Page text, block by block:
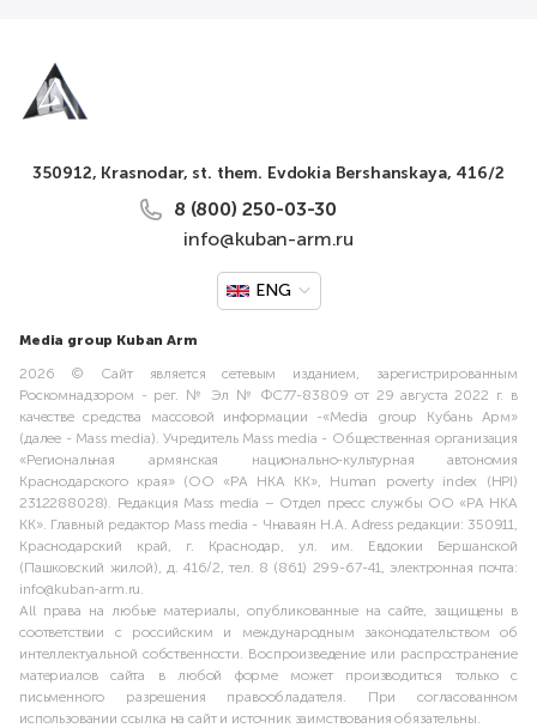
350912, Krasnodar, st. them. Evdokia Bershanskaya, 416/2
8 (800) 250-03-30
info@kuban-arm.ru
ENG
Media group Kuban Arm
2026 © Сайт является сетевым изданием, зарегистрированным
Роскомнадзором - рег. № Эл № ФС77-83809 от 29 августа 2022 г. в
качестве средства массовой информации -«Media group Кубань Арм»
(далее - Mass media). Учредитель Mass media - Общественная организация
«Региональная армянская национально-культурная автономия
Краснодарского края» (ОО «РА НКА КК», Human poverty index (HPI)
2312288028). Редакция Mass media – Отдел пресс службы ОО «РА НКА
КК». Главный редактор Mass media - Чнаваян Н.А. Adress редакции: 350911,
Краснодарский край, г. Краснодар, ул. им. Евдокии Бершанской
(Пашковский жилой), д. 416/2, тел. 8 (861) 299-67-41, электронная почта:
info@kuban-arm.ru.
All права на любые материалы, опубликованные на сайте, защищены в
соответствии с российским и международным законодательством об
интеллектуальной собственности. Воспроизведение или распространение
материалов сайта в любой форме может производиться только с
письменного разрешения правообладателя. При согласованном
использовании ссылка на сайт и источник заимствования обязательны.